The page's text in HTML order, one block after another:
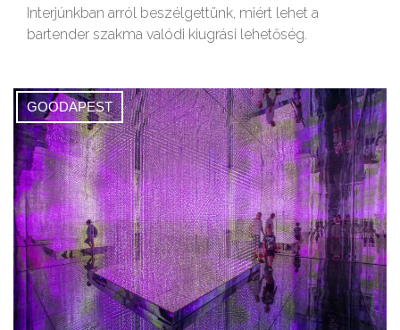
Interjúnkban arról beszélgettünk, miért lehet a
bartender szakma valódi kiugrási lehetőség.
GOODAPEST